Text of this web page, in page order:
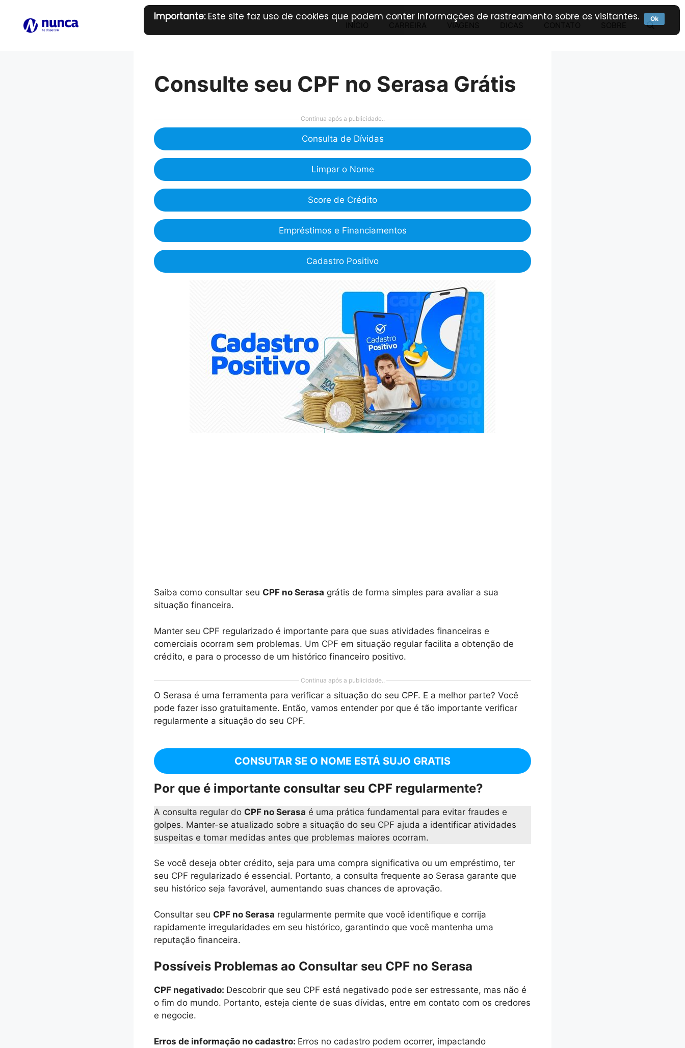
INÍCIO VIAGENS
Consulte seu CPF no Serasa Grátis
Continua após a publicidade..
Consulta de Dívidas
Limpar o Nome
Score de Crédito
Empréstimos e Financiamentos
Cadastro Positivo
Saiba como consultar seu CPF no Serasa grátis de forma simples para avaliar a sua
situação financeira.
Manter seu CPF regularizado é importante para que suas atividades financeiras e
comerciais ocorram sem problemas. Um CPF em situação regular facilita a obtenção de
crédito, e para o processo de um histórico financeiro positivo.
Continua após a publicidade..
O Serasa é uma ferramenta para verificar a situação do seu CPF. E a melhor parte? Você
pode fazer isso gratuitamente. Então, vamos entender por que é tão importante verificar
regularmente a situação do seu CPF.
CONSUTAR SE O NOME ESTÁ SUJO GRATIS
Por que é importante consultar seu CPF regularmente?
A consulta regular do CPF no Serasa é uma prática fundamental para evitar fraudes e
golpes. Manter-se atualizado sobre a situação do seu CPF ajuda a identificar atividades
suspeitas e tomar medidas antes que problemas maiores ocorram.
Se você deseja obter crédito, seja para uma compra significativa ou um empréstimo, ter
seu CPF regularizado é essencial. Portanto, a consulta frequente ao Serasa garante que
seu histórico seja favorável, aumentando suas chances de aprovação.
Consultar seu CPF no Serasa regularmente permite que você identifique e corrija
rapidamente irregularidades em seu histórico, garantindo que você mantenha uma
reputação financeira.
Possíveis Problemas ao Consultar seu CPF no Serasa
CPF negativado: Descobrir que seu CPF está negativado pode ser estressante, mas não é
o fim do mundo. Portanto, esteja ciente de suas dívidas, entre em contato com os credores
e negocie.
Erros de informação no cadastro: Erros no cadastro podem ocorrer, impactando
Importante:Este site faz uso de cookies que podem conter informações de rastreamento sobre os visitantes. Ok